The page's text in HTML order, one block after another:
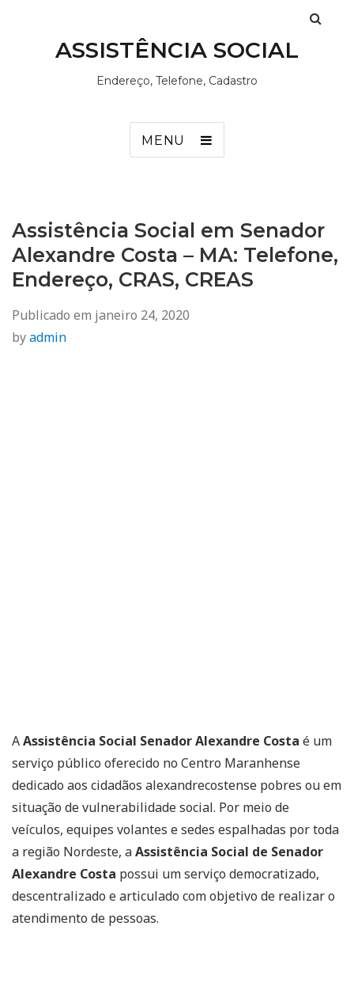
ASSISTÊNCIA SOCIAL
Endereço, Telefone, Cadastro
MENU
Assistência Social em Senador
Alexandre Costa – MA: Telefone,
Endereço, CRAS, CREAS
Publicado em janeiro 24, 2020
byadmin
AAssistência Social Senador Alexandre Costa é um
serviço público oferecido no Centro Maranhense
dedicado aos cidadãos alexandrecostense pobres ou em
situação de vulnerabilidade social. Por meio de
veículos, equipes volantes e sedes espalhadas por toda
a região Nordeste, aAssistência Social de Senador
Alexandre Costa possui um serviço democratizado,
descentralizado e articulado com objetivo de realizar o
atendimento de pessoas.